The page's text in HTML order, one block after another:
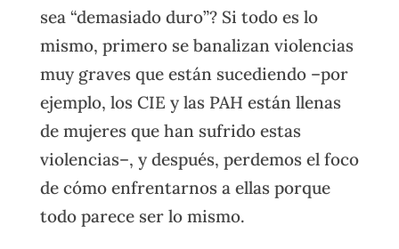
sea “demasiado duro”? Si todo es lo
mismo, primero se banalizan violencias
muy graves que están sucediendo –por
ejemplo, los CIE y las PAH están llenas
de mujeres que han sufrido estas
violencias–, y después, perdemos el foco
de cómo enfrentarnos a ellas porque
todo parece ser lo mismo.